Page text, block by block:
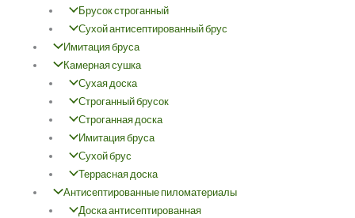
Брусок строганный
Сухой антисептированный брус
Имитация бруса
Камерная сушка
Сухая доска
Строганный брусок
Строганная доска
Имитация бруса
Сухой брус
Террасная доска
Антисептированные пиломатериалы
Доска антисептированная